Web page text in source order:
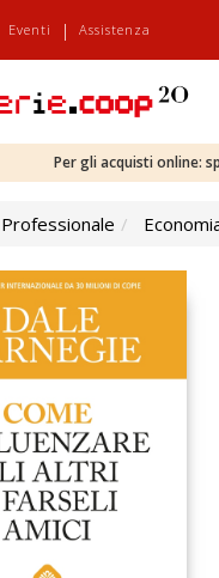
Eventi | Assistenza
Per gli acquisti online:
Professionale